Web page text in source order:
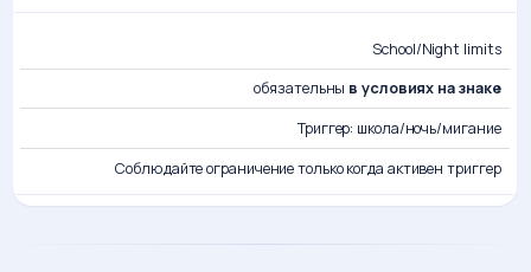
School/Night limits
обязательны в условиях на знаке
Триггер: школа/ночь/мигание
Соблюдайте ограничение только когда активен триггер